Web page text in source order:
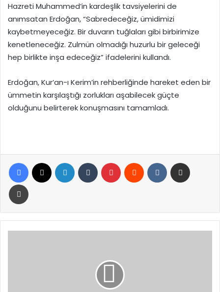
Hazreti Muhammed’in kardeşlik tavsiyelerini de
anımsatan Erdoğan, “Sabredeceğiz, ümidimizi
kaybetmeyeceğiz. Bir duvarın tuğlaları gibi birbirimize
kenetleneceğiz. Zulmün olmadığı huzurlu bir geleceği
hep birlikte inşa edeceğiz” ifadelerini kullandı.
Erdoğan, Kur’an-ı Kerim’in rehberliğinde hareket eden bir
ümmetin karşılaştığı zorlukları aşabilecek güçte
olduğunu belirterek konuşmasını tamamladı.
Facebook LinkedIn Tumblr Pinterest Reddit VKontakte
Yazdır